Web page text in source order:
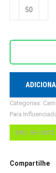
Shoulder
bag
corda
Ref.
0072
quantidade
Categorias:
Para
SKU: SH 0072
Compartilhe